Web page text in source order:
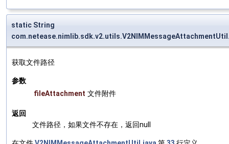
static String
获取文件路径
参数
fileAttachment 文件附件
返回
文件路径，如果文件不存在，返回null